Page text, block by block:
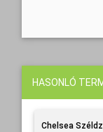
HASONLÓ
Chelsea